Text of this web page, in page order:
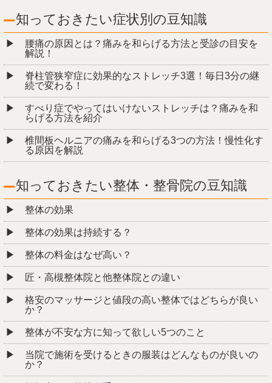
知っておきたい症状別の豆知識
腰痛の原因とは？痛みを和らげる方法と受診の目安を
解説！
脊柱管狭窄症に効果的なストレッチ3選！毎日3分の継
続で変わる！
すべり症でやってはいけないストレッチは？痛みを和
らげる方法を紹介
椎間板ヘルニアの痛みを和らげる3つの方法！慢性化す
る原因を解説
知っておきたい整体・整骨院の豆知識
整体の効果
整体の効果は持続する？
整体の料金はなぜ高い？
匠・高槻整体院と他整体院との違い
格安のマッサージと値段の高い整体ではどちらが良い
か？
整体が不安な方に知って欲しい5つのこと
当院で施術を受けるときの服装はどんなものが良いの
か？